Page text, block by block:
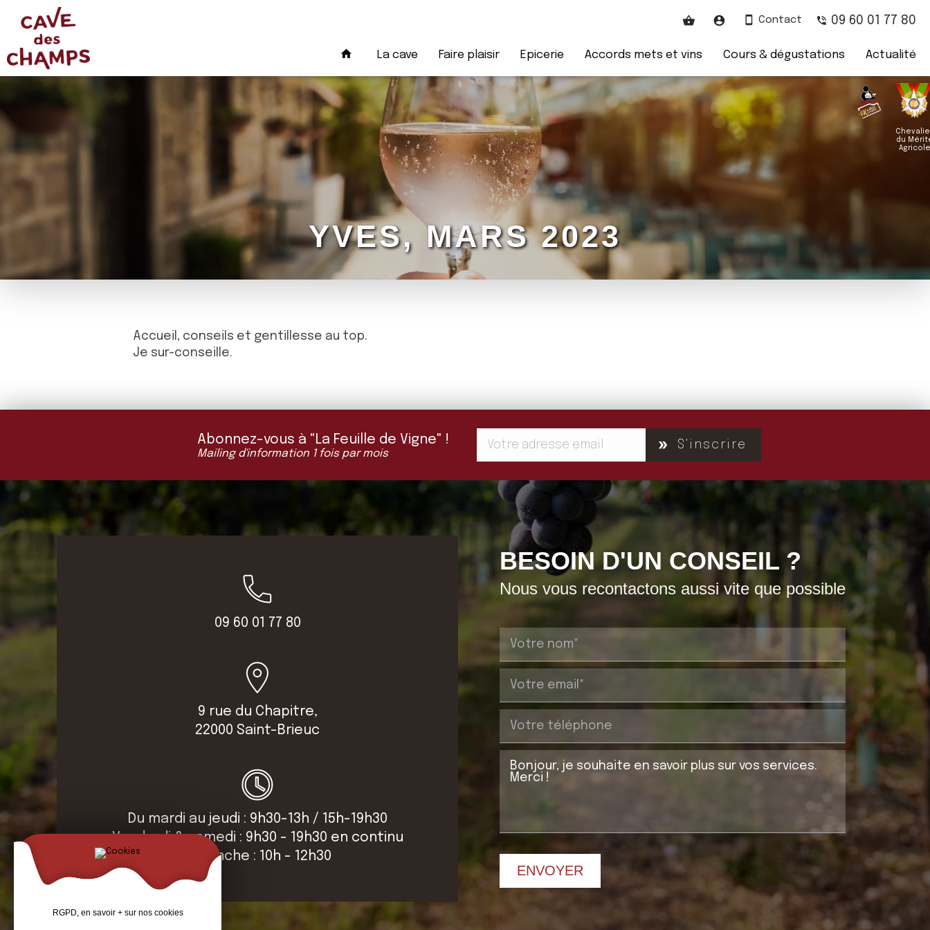
Contact 09 60 01 77 80
La cave Faire plaisir Epicerie Accords mets et vins Cours & dégustations Actualité
du
Agricole
YVES, MARS 2023
Accueil, conseils et gentillesse au top.
Je sur-conseille.
Abonnez-vous à "La Feuille de Vigne" !
Mailing d'information 1 fois par mois
S'inscrire
09 60 01 77 80
9 rue du Chapitre,
22000 Saint-Brieuc
Du mardi au jeudi : 9h30-13h / 15h-19h30
Vendredi & samedi : 9h30 - 19h30 en continu
Dimanche : 10h - 12h30
BESOIN D'UN CONSEIL ?
Nous vous recontactons aussi vite que possible
ENVOYER
RGPD, en savoir + sur nos cookies